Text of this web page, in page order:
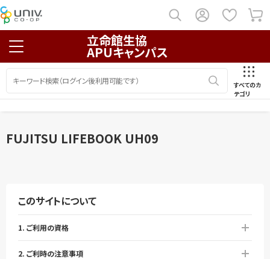
立命館生協
APUキャンパス
すべてのカ
テゴリ
FUJITSU LIFEBOOK UH09
このサイトについて
1. ご利用の資格
2. ご利時の注意事項